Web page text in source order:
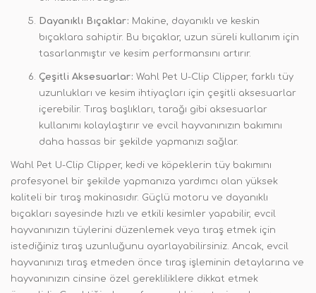
Dayanıklı Bıçaklar: Makine, dayanıklı ve keskin
bıçaklara sahiptir. Bu bıçaklar, uzun süreli kullanım için
tasarlanmıştır ve kesim performansını artırır.
Çeşitli Aksesuarlar: Wahl Pet U-Clip Clipper, farklı tüy
uzunlukları ve kesim ihtiyaçları için çeşitli aksesuarlar
içerebilir. Tıraş başlıkları, tarağı gibi aksesuarlar
kullanımı kolaylaştırır ve evcil hayvanınızın bakımını
daha hassas bir şekilde yapmanızı sağlar.
Wahl Pet U-Clip Clipper, kedi ve köpeklerin tüy bakımını
profesyonel bir şekilde yapmanıza yardımcı olan yüksek
kaliteli bir tıraş makinasıdır. Güçlü motoru ve dayanıklı
bıçakları sayesinde hızlı ve etkili kesimler yapabilir, evcil
hayvanınızın tüylerini düzenlemek veya tıraş etmek için
istediğiniz tıraş uzunluğunu ayarlayabilirsiniz. Ancak, evcil
hayvanınızı tıraş etmeden önce tıraş işleminin detaylarına ve
hayvanınızın cinsine özel gerekliliklere dikkat etmek